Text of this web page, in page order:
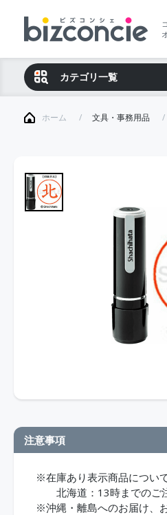
カテゴリ一覧
ホーム 文具・事務用品
注意事項
※在庫あり表示商品につい
北海道：13時までのご
※沖縄・離島へのお届け、